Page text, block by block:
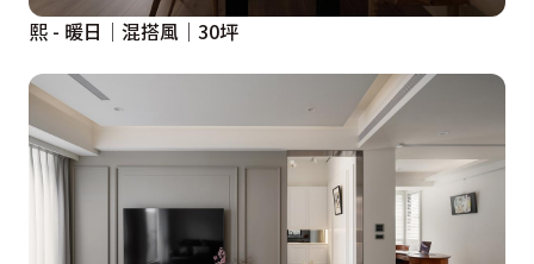
熙 - 暖日│混搭風│30坪